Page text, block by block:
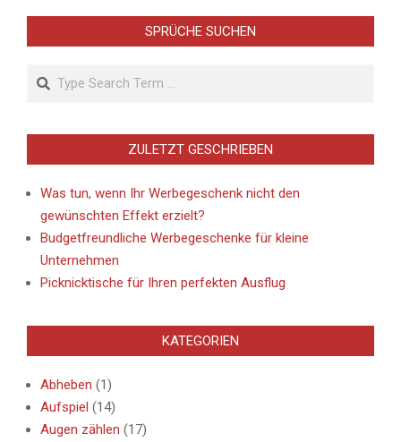
SPRÜCHE SUCHEN
Search
ZULETZT GESCHRIEBEN
Was tun, wenn Ihr Werbegeschenk nicht den
gewünschten Effekt erzielt?
Budgetfreundliche Werbegeschenke für kleine
Unternehmen
Picknicktische für Ihren perfekten Ausflug
KATEGORIEN
Abheben (1)
Aufspiel (14)
Augen zählen (17)